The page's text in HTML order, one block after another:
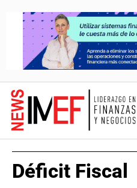
Déficit Fiscal